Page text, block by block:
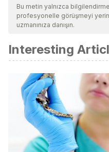
Bu metin yalnızca
profesyonelle görüşmeyi
uzmanınıza danışın.
Interesting